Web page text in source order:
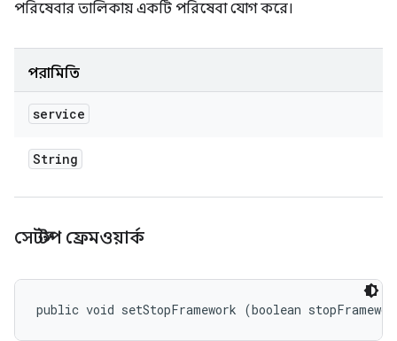
পরিষেবার তালিকায় একটি পরিষেবা যোগ করে।
পরামিতি
service
String
সেটস্টপ ফ্রেমওয়ার্ক
public void setStopFramework (boolean